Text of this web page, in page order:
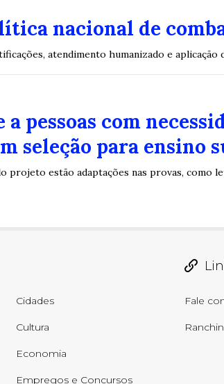
nacional de
atendimento humanizado e aplicação
pessoas com
seleção para ensino
projeto estão adaptações nas provas, como
Cidades
Cultura
Economia
Empregos e Concursos
Fale